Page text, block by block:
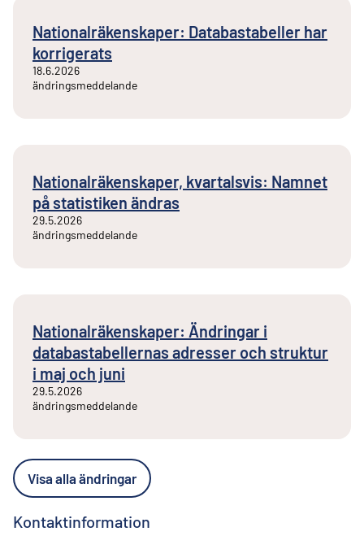
Nationalräkenskaper: Databastabeller har
korrigerats
18.6.2026
ändringsmeddelande
Nationalräkenskaper, kvartalsvis: Namnet
på statistiken ändras
29.5.2026
ändringsmeddelande
Nationalräkenskaper: Ändringar i
databastabellernas adresser och struktur
i maj och juni
29.5.2026
ändringsmeddelande
Visa alla ändringar
Kontaktinformation